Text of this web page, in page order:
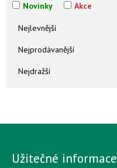
Novinky Akce
Nejlevnější
Nejprodávanější
Nejdražší
Užitečné informace